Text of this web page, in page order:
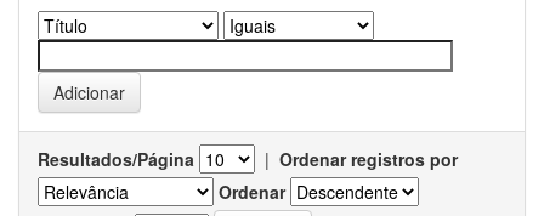
Resultados/Página | Ordenar registros por
Ordenar